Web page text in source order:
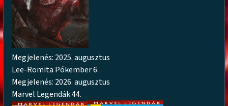
Megjelenés: 2025. augusztus
Lee-Romita Pókember 6.
Megjelenés: 2026. augusztus
Marvel Legendák 44.